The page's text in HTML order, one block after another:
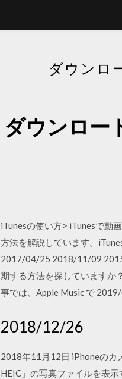
ダウンロ
ダウンロー
iTunesの使い方> iTunesで動
方法を解説しています。
2017/04/25 2018/11/09
期する方法を探していますか
事では、Apple Music で
2018/12/26
2018年11月12日 iPhoneのカ
HEIC」の写真ファイルを表